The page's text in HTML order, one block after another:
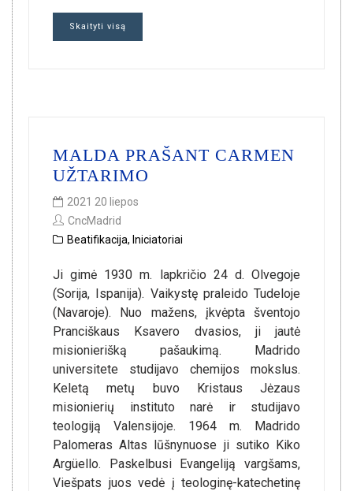
Skaityti visą
MALDA PRAŠANT CARMEN
UŽTARIMO
2021 20 liepos
CncMadrid
Beatifikacija, Iniciatoriai
Ji gimė 1930 m. lapkričio 24 d. Olvegoje
(Sorija, Ispanija). Vaikystę praleido Tudeloje
(Navaroje). Nuo mažens, įkvėpta šventojo
Pranciškaus Ksavero dvasios, ji jautė
misionierišką pašaukimą. Madrido
universitete studijavo chemijos mokslus.
Keletą metų buvo Kristaus Jėzaus
misionierių instituto narė ir studijavo
teologiją Valensijoje. 1964 m. Madrido
Palomeras Altas lūšnynuose ji sutiko Kiko
Argüello. Paskelbusi Evangeliją vargšams,
Viešpats juos vedė į teologinę-katechetinę